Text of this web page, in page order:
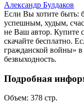
Александр Булдаков
Если Вы хотите быть:
успешным, худым,
не Ваш автор. Купите
скачайте бесплатно.
гражданской войны»
безвыходность.
Подробная
Объем: 378 стр.